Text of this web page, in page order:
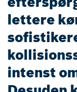
lettere
intenst